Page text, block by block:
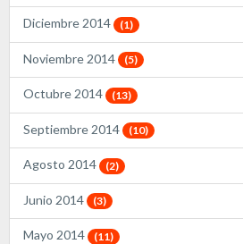
Diciembre 2014 (1)
Noviembre 2014 (5)
Octubre 2014 (13)
Septiembre 2014 (10)
Agosto 2014 (2)
Junio 2014 (3)
Mayo 2014 (11)